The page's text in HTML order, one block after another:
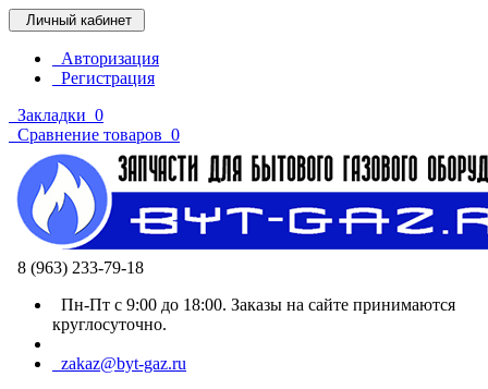
Личный кабинет
Авторизация
Регистрация
Закладки 0
Сравнение товаров 0
8 (963) 233-79-18
Пн-Пт с 9:00 до 18:00. Заказы на сайте принимаются
круглосуточно.
zakaz@byt-gaz.ru